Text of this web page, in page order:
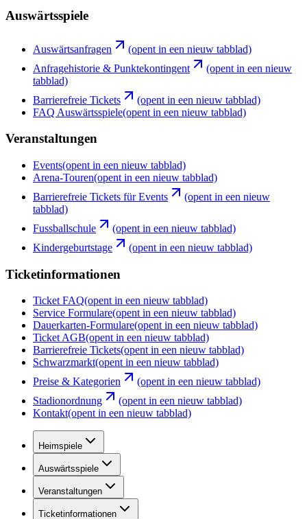
Auswärtsspiele
Auswärtsanfragen
(opent in een nieuw tabblad)
Anfragehistorie & Punktekontingent
(opent in een nieuw
tabblad)
Barrierefreie Tickets
(opent in een nieuw tabblad)
FAQ Auswärtsspiele(opent in een nieuw tabblad)
Veranstaltungen
Events(opent in een nieuw tabblad)
Arena-Touren(opent in een nieuw tabblad)
Barrierefreie Tickets für Events
(opent in een nieuw
tabblad)
Fussballschule
(opent in een nieuw tabblad)
Kindergeburtstage
(opent in een nieuw tabblad)
Ticketinformationen
Ticket FAQ(opent in een nieuw tabblad)
Service Formulare(opent in een nieuw tabblad)
Dauerkarten-Formulare(opent in een nieuw tabblad)
Ticket AGB(opent in een nieuw tabblad)
Barrierefreie Tickets(opent in een nieuw tabblad)
Schwarzmarkt(opent in een nieuw tabblad)
Preise & Kategorien
(opent in een nieuw tabblad)
Stadionordnung
(opent in een nieuw tabblad)
Kontakt(opent in een nieuw tabblad)
Heimspiele
Auswärtsspiele
Veranstaltungen
Ticketinformationen